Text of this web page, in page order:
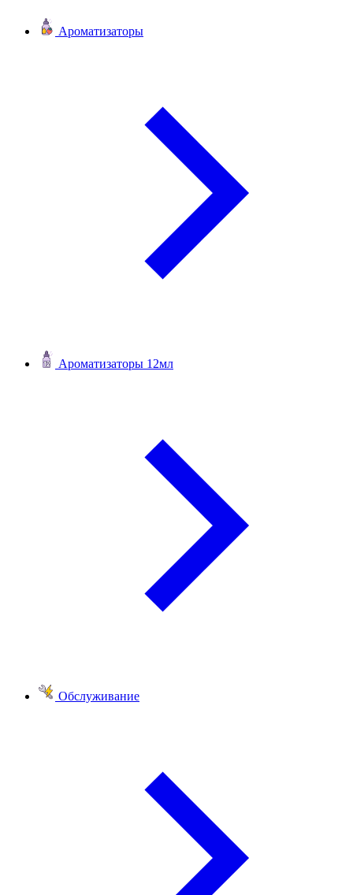
Ароматизаторы
Ароматизаторы 12мл
Обслуживание